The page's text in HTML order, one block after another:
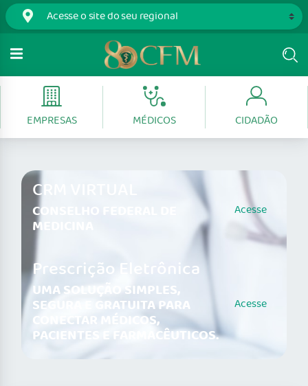
EMPRESAS MÉDICOS CIDADÃO
CRM VIRTUAL
CONSELHO FEDERAL DE
MEDICINA
Acesse
Prescrição Eletrônica
UMA SOLUÇÃO SIMPLES,
SEGURA E GRATUITA PARA
CONECTAR MÉDICOS,
PACIENTES E FARMACÊUTICOS.
Acesse